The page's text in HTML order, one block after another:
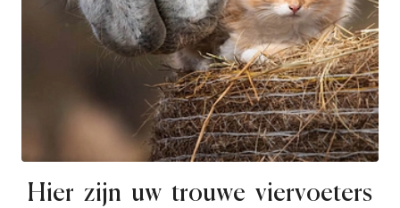
Hier zijn uw trouwe viervoeters